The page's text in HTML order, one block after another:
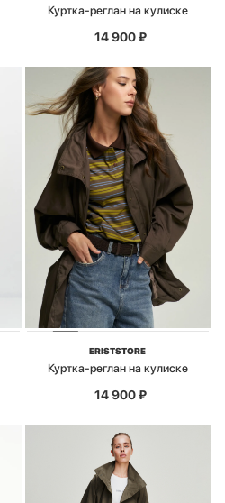
Куртка-реглан на кулиске
14 900₽
ERISTSTORE
Куртка-реглан на кулиске
14 900₽